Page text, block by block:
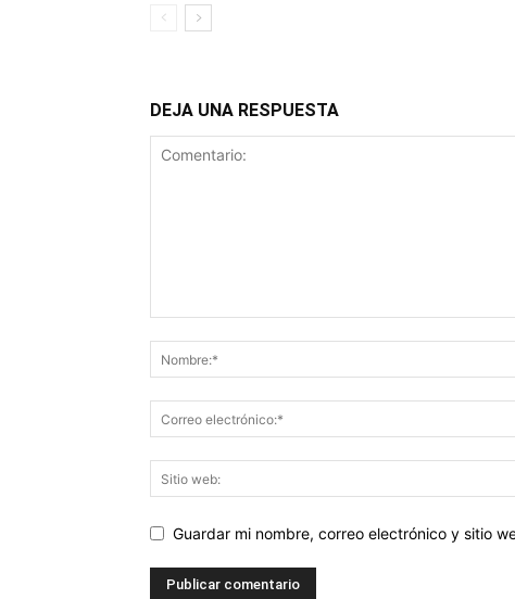
DEJA UNA RESPUESTA
Guardar mi nombre, correo electrónico y sitio